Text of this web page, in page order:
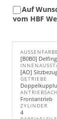
Auf
vom HBF
AUSSENFARBE
[B0B0]
[AO]
GETRIEBE
Frontantrieb
ZYLINDER
4